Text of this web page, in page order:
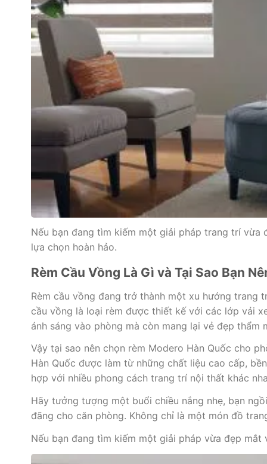
Nếu bạn đang tìm kiếm một giải pháp trang trí vừa
lựa chọn hoàn hảo.
Rèm Cầu Vồng Là Gì và Tại Sao Bạn
Rèm cầu vồng đang trở thành một xu hướng trang
cầu vồng là loại rèm được thiết kế với các lớp vải
ánh sáng vào phòng mà còn mang lại vẻ đẹp thẩm
Vậy tại sao nên chọn rèm Modero Hàn Quốc cho
Hàn Quốc được làm từ những chất liệu cao cấp,
hợp với nhiều phong cách trang trí nội thất khác
Hãy tưởng tượng một buổi chiều nắng nhẹ, bạn
đãng cho căn phòng. Không chỉ là một món đồ
Nếu bạn đang tìm kiếm một giải pháp vừa đẹp